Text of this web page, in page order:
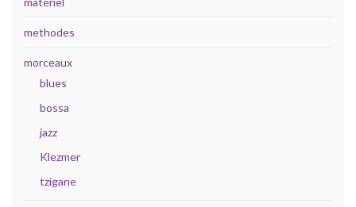
methodes
morceaux
blues
bossa
jazz
Klezmer
tzigane